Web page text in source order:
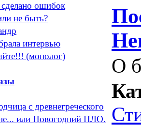
ошибок
не быть?
интервью
(монолог)
с древнегреческого
или Новогодний НЛО.
О